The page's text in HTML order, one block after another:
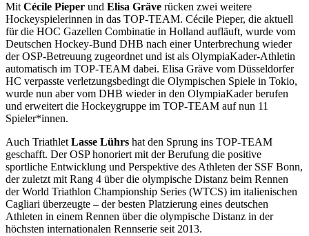
Mit Cécile Pieper und Elisa Gräve rücken zwei weitere
Hockeyspielerinnen in das TOP-TEAM. Cécile Pieper, die aktuell
für die HOC Gazellen Combinatie in Holland aufläuft, wurde vom
Deutschen Hockey-Bund DHB nach einer Unterbrechung wieder
der OSP-Betreuung zugeordnet und ist als OlympiaKader-Athletin
automatisch im TOP-TEAM dabei. Elisa Gräve vom Düsseldorfer
HC verpasste verletzungsbedingt die Olympischen Spiele in Tokio,
wurde nun aber vom DHB wieder in den OlympiaKader berufen
und erweitert die Hockeygruppe im TOP-TEAM auf nun 11
Spieler*innen.
Auch Triathlet Lasse Lührs hat den Sprung ins TOP-TEAM
geschafft. Der OSP honoriert mit der Berufung die positive
sportliche Entwicklung und Perspektive des Athleten der SSF Bonn,
der zuletzt mit Rang 4 über die olympische Distanz beim Rennen
der World Triathlon Championship Series (WTCS) im italienischen
Cagliari überzeugte – der besten Platzierung eines deutschen
Athleten in einem Rennen über die olympische Distanz in der
höchsten internationalen Rennserie seit 2013.